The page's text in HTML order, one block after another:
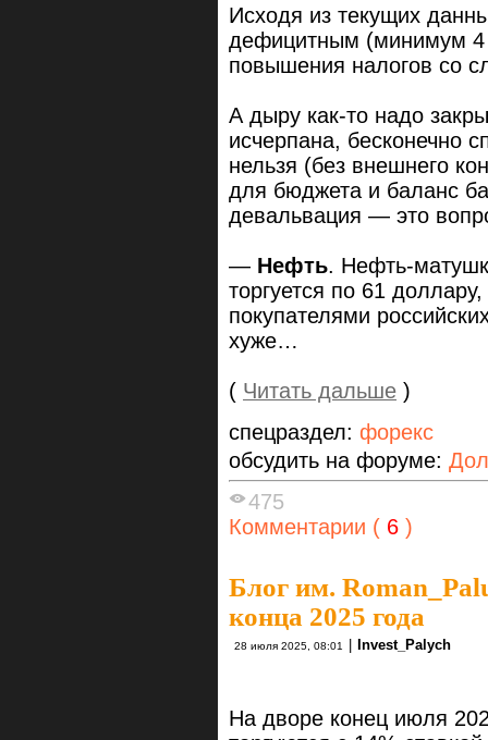
Исходя из текущих
дефицитным (минимум 4
повышения налогов со
А дыру как-то надо
исчерпана, бесконечно
нельзя (без внешнего
для бюджета и баланс
девальвация — это
— Нефть. Нефть-
торгуется по 61
покупателями
хуже…
( Читать дальше )
спецраздел: форекс
обсудить на форуме:
475
Комментарии ( 6 )
Блог им.
конца 2025 года
28 июля 2025, 08:01 Invest_Palych
На дворе конец июля